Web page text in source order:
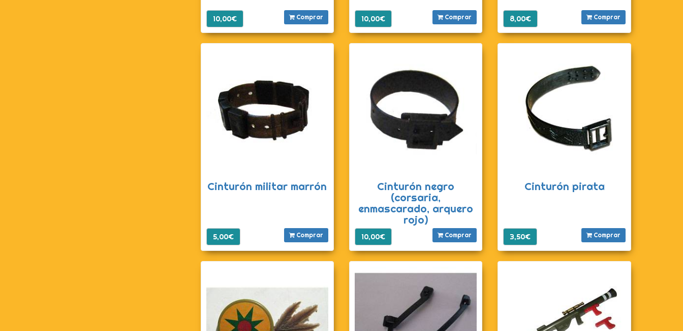
10,00€ Comprar 10,00€ Comprar 8,00€ Comprar
Cinturón militar marrón
5,00€ Comprar
Cinturón negro
(corsaria,
enmascarado, arquero
rojo)
10,00€ Comprar
Cinturón pirata
3,50€ Comprar